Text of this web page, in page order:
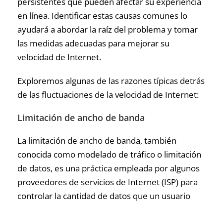
en línea. Identificar estas causas comunes lo
ayudará a abordar la raíz del problema y tomar
las medidas adecuadas para mejorar su
velocidad de Internet.
Exploremos algunas de las razones típicas detrás
de las fluctuaciones de la velocidad de Internet:
Limitación de ancho de banda
La limitación de ancho de banda, también
conocida como modelado de tráfico o limitación
de datos, es una práctica empleada por algunos
proveedores de servicios de Internet (ISP) para
controlar la cantidad de datos que un usuario